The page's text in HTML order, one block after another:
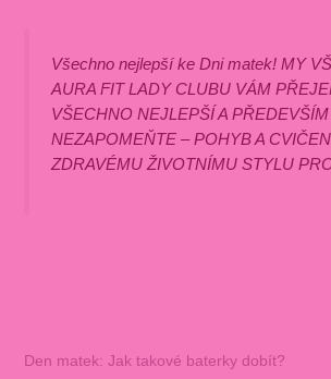
Všechno nejlepší ke Dni matek! MY
AURA FIT LADY CLUBU VÁM
VŠECHNO NEJLEPŠÍ A
NEZAPOMEŇTE – POHYB A
ZDRAVÉMU ŽIVOTNÍMU STYLU
Den matek: Jak takové baterky dobít?